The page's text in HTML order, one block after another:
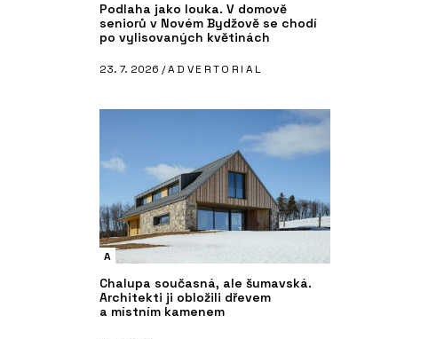
Podlaha jako louka. V domově
seniorů v Novém Bydžově se chodí
po vylisovaných květinách
23. 7. 2026 /ADVERTORIAL
A
Chalupa současná, ale šumavská.
Architekti ji obložili dřevem
a místním kamenem